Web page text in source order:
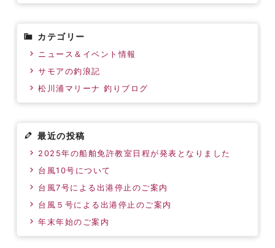
カテゴリー
ニュース＆イベント情報
サモアの釣浪記
松川浦マリーナ 釣りブログ
最近の投稿
2025年の船舶免許教室日程が発表となりました
台風10号について
台風7号による出港停止のご案内
台風５号による出港停止のご案内
年末年始のご案内